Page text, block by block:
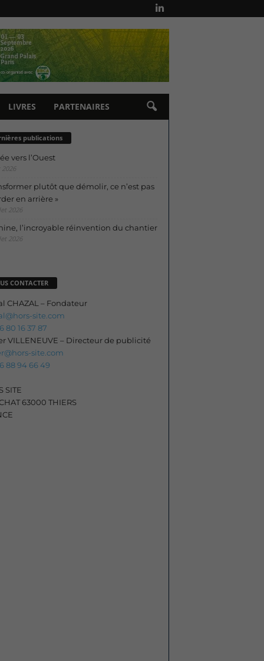
LIVRES PARTENAIRES
publications
vers l’Ouest
plutôt que démolir, ce n’est pas
en arrière »
2026
l’incroyable réinvention du chantier
2026
CONTACTER
CHAZAL – Fondateur
site.com
80 16 37 87
VILLENEUVE – Directeur de publicité
site.com
88 94 66 49
SITE
63000 THIERS